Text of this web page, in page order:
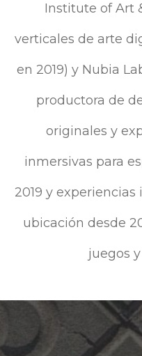
Institute of Art
verticales de arte
en 2019) y Nubia
productora de
originales y
inmersivas para
2019 y
ubicación desde
juegos